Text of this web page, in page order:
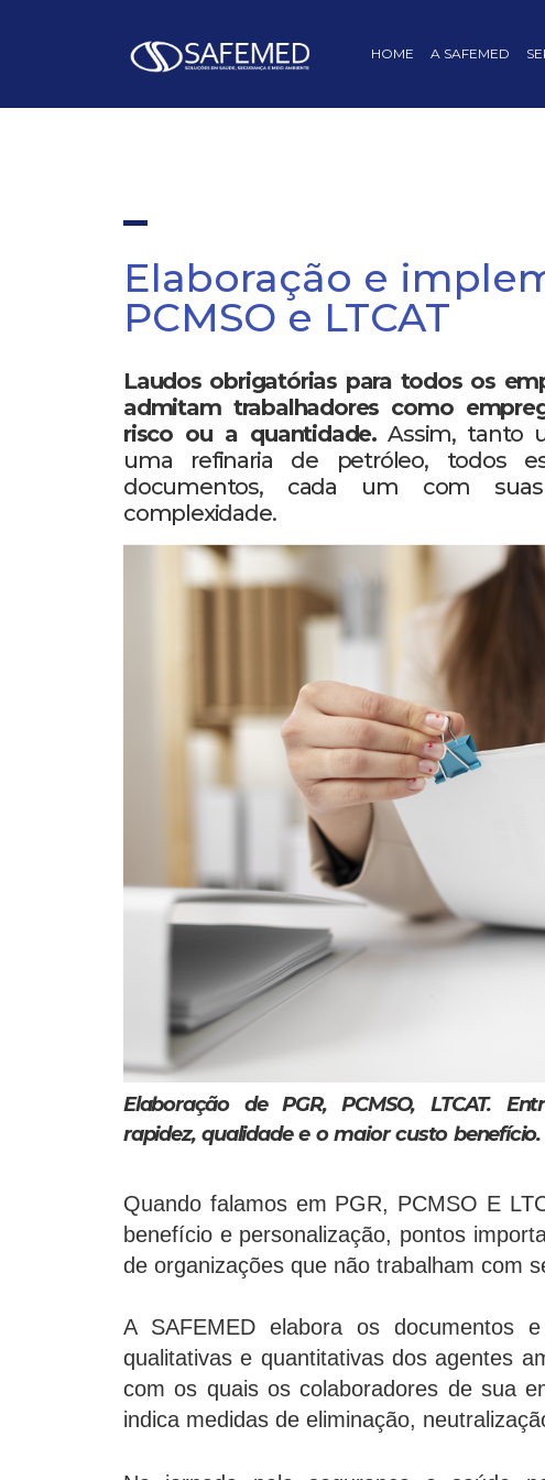
HOME A SAFEMED
Elaboração e
PCMSO e LTCAT
Laudos obrigatórias para todos os
admitam trabalhadores como
risco ou a quantidade.Assim, tanto
uma refinaria de petróleo, todos
documentos, cada um com
complexidade.
Elaboração de PGR, PCMSO, LTCAT.
rapidez, qualidade e o maior custo benefício.
Quando falamos em PGR, PCMSO E
benefício e personalização, pontos
de organizações que não trabalham com
A SAFEMED elabora os documentos
qualitativas e quantitativas dos agentes
com os quais os colaboradores de sua
indica medidas de eliminação,